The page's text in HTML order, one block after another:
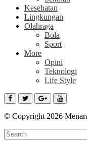
Kesehatan
Lingkungan
Olahraga
Bola
Sport
More
Opini
Teknologi
Life Style
© Copyright 2026